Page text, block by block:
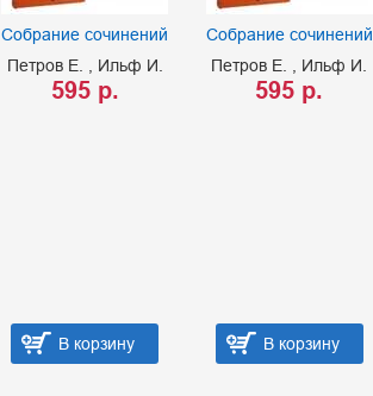
Собрание сочинений
Петров Е.
Ильф И.
595 р.
В корзину
Собрание сочинений
Петров Е.
Ильф И.
595 р.
В корзину